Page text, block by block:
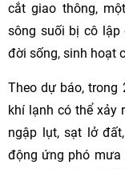
cắt giao thông,
sông suối bị cô lập
đời sống, sinh hoạt
Theo dự báo, trong
khí lạnh có thể xảy
ngập lụt, sạt lở
động ứng phó mưa